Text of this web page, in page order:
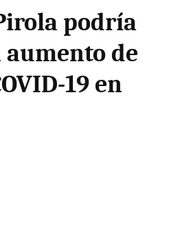
podría
de
19 en